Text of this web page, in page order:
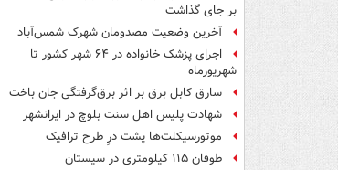
بر جای گذاشت
آخرین وضعیت مصدومان شهرک شمس‌آباد
اجرای پزشک خانواده در ۶۴ شهر کشور تا
شهریورماه
سارق کابل برق بر اثر برق‌گرفتگی جان باخت
شهادت پلیس اهل سنت بلوچ در ایرانشهر
موتورسیکلت‌ها پشت درِ طرح ترافیک
طوفان ۱۱۵ کیلومتری در سیستان